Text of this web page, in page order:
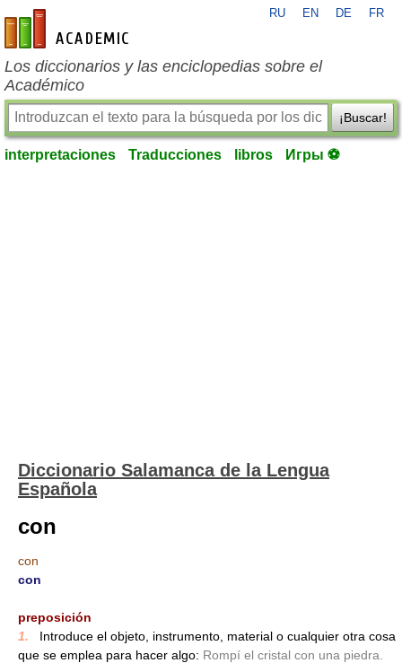
es-academic.com
RU EN DE FR
Los diccionarios y las enciclopedias sobre el
Académico
¡Buscar!
interpretaciones Traducciones libros Игры ⚽
Diccionario Salamanca de la Lengua
Española
con
con
con
preposición
1.
Introduce el objeto, instrumento, material o cualquier otra cosa
que se emplea para hacer algo: Rompí el cristal con una piedra.